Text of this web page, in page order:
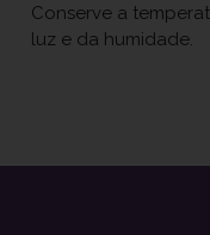
Conserve a
luz e da humidade.